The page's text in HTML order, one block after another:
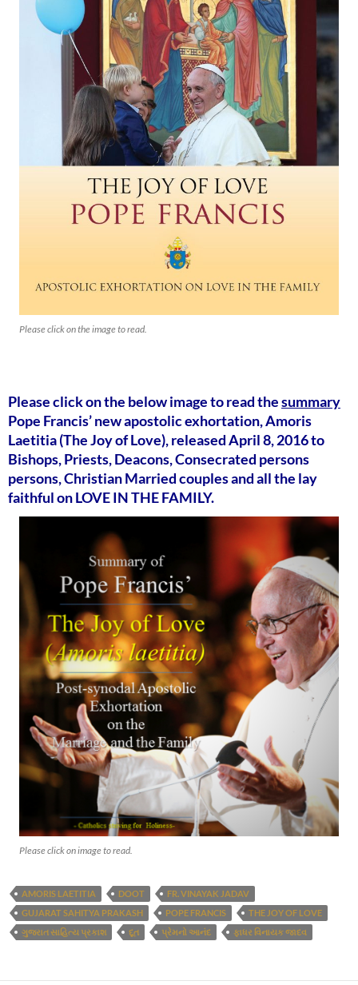
Please click on the image to read.
Please click on the below image to read thesummary
Pope Francis’ new apostolic exhortation, Amoris
Laetitia (The Joy of Love), released April 8, 2016 to
Bishops, Priests, Deacons, Consecrated persons
persons, Christian Married couples and all the lay
faithful on LOVE IN THE FAMILY.
Please click on image to read.
AMORIS LAETITIA DOOT
FR. VINAYAK JADAV
GUJARAT SAHITYA PRAKASH
POPE FRANCIS
THE JOY OF LOVE
ગુજરાત સાહિત્ય પ્રકાશ
દૂત પ્રેમનો આનંદ ફાધર વિનાયક જાદવ